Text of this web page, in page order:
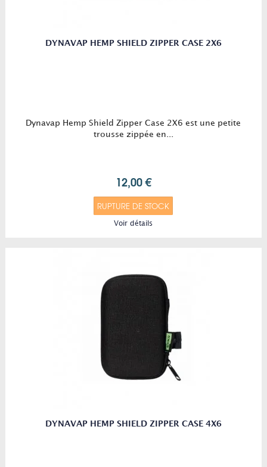
DYNAVAP HEMP SHIELD ZIPPER CASE 2X6
Dynavap Hemp Shield Zipper Case 2X6 est une petite
trousse zippée en...
12,00 €
RUPTURE DE STOCK
Voir détails
DYNAVAP HEMP SHIELD ZIPPER CASE 4X6